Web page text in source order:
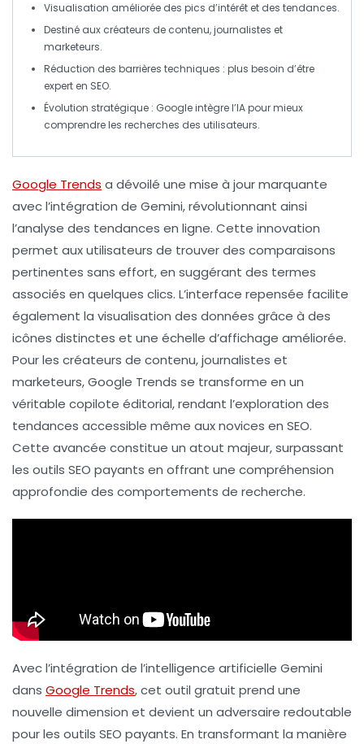
Visualisation améliorée des pics d’intérêt et des tendances.
Destiné aux créateurs de contenu,journalistes et
marketeurs.
Réduction des barrières techniques : plus besoin d’être
expert en SEO.
Évolution stratégique : Googleintègre l’IA pour mieux
comprendre les recherches des utilisateurs.
Google Trends a dévoilé une mise à jour marquante
avec l’intégration de Gemini, révolutionnant ainsi
l’analyse des tendances en ligne. Cette innovation
permet aux utilisateurs de trouver des comparaisons
pertinentes sans effort, en suggérant des termes
associés en quelques clics. L’interface repensée facilite
également la visualisation des données grâce à des
icônes distinctes et une échelle d’affichage améliorée.
Pour les créateurs de contenu, journalistes et
marketeurs, Google Trends se transforme en un
véritable copilote éditorial, rendant l’exploration des
tendances accessible même aux novices en SEO.
Cette avancée constitue un atout majeur, surpassant
les outils SEO payants en offrant une compréhension
approfondie des comportements de recherche.
Avec l’intégration de l’intelligence artificielle Gemini
dans Google Trends, cet outil gratuit prend une
nouvelle dimension et devient un adversaire redoutable
pour les outils SEO payants. En transformant la manière